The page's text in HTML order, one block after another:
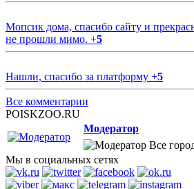
Мопсик дома, спасибо сайту и
не прошли мимо. +5
Нашли, спасибо за платформу +5
Все комментарии
POISKZOO.RU
Модератор
Все
Мы в социальных сетях